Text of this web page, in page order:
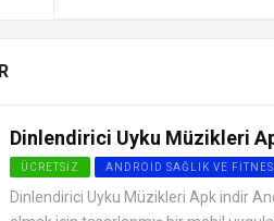
Dinlendirici Uyku Müzikleri
ÜCRETSIZ ANDROID SAĞLIK VE
Dinlendirici Uyku Müzikleri Apk indir